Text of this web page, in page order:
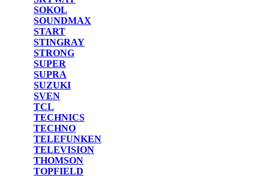
SOKOL
SOUNDMAX
START
STINGRAY
STRONG
SUPER
SUPRA
SUZUKI
SVEN
TCL
TECHNICS
TECHNO
TELEFUNKEN
TELEVISION
THOMSON
TOPFIELD